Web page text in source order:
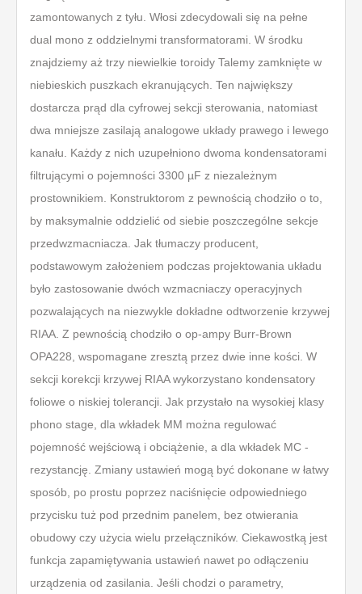
zamontowanych z tyłu. Włosi zdecydowali się na pełne
dual mono z oddzielnymi transformatorami. W środku
znajdziemy aż trzy niewielkie toroidy Talemy zamknięte w
niebieskich puszkach ekranujących. Ten największy
dostarcza prąd dla cyfrowej sekcji sterowania, natomiast
dwa mniejsze zasilają analogowe układy prawego i lewego
kanału. Każdy z nich uzupełniono dwoma kondensatorami
filtrującymi o pojemności 3300 µF z niezależnym
prostownikiem. Konstruktorom z pewnością chodziło o to,
by maksymalnie oddzielić od siebie poszczególne sekcje
przedwzmacniacza. Jak tłumaczy producent,
podstawowym założeniem podczas projektowania układu
było zastosowanie dwóch wzmacniaczy operacyjnych
pozwalających na niezwykle dokładne odtworzenie krzywej
RIAA. Z pewnością chodziło o op-ampy Burr-Brown
OPA228, wspomagane zresztą przez dwie inne kości. W
sekcji korekcji krzywej RIAA wykorzystano kondensatory
foliowe o niskiej tolerancji. Jak przystało na wysokiej klasy
phono stage, dla wkładek MM można regulować
pojemność wejściową i obciążenie, a dla wkładek MC -
rezystancję. Zmiany ustawień mogą być dokonane w łatwy
sposób, po prostu poprzez naciśnięcie odpowiedniego
przycisku tuż pod przednim panelem, bez otwierania
obudowy czy użycia wielu przełączników. Ciekawostką jest
funkcja zapamiętywania ustawień nawet po odłączeniu
urządzenia od zasilania. Jeśli chodzi o parametry,